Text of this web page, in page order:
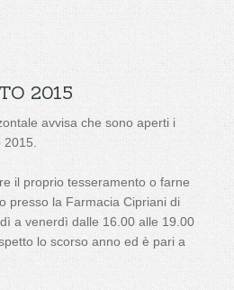
2015
avvisa che sono aperti i
il proprio tesseramento o farne
presso la Farmacia Cipriani di
a venerdì dalle 16.00 alle 19.00
lo scorso anno ed è pari a